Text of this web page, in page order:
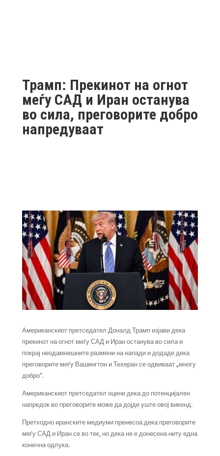
Трамп: Прекинот на огнот
меѓу САД и Иран останува
во сила, преговорите добро
напредуваат
Американскиот претседател Доналд Трамп изјави дека
прекинот на огнот меѓу САД и Иран останува во сила и
покрај неодамнешните размени на напади и додаде дека
преговорите меѓу Вашингтон и Техеран се одвиваат „многу
добро“.
Американскиот претседател оцени дека до потенцијален
напредок во преговорите може да дојде уште овој викенд.
Претходно иранските медиуми пренесоа дека преговорите
меѓу САД и Иран се во тек, но дека не е донесена ниту една
конечна одлука.